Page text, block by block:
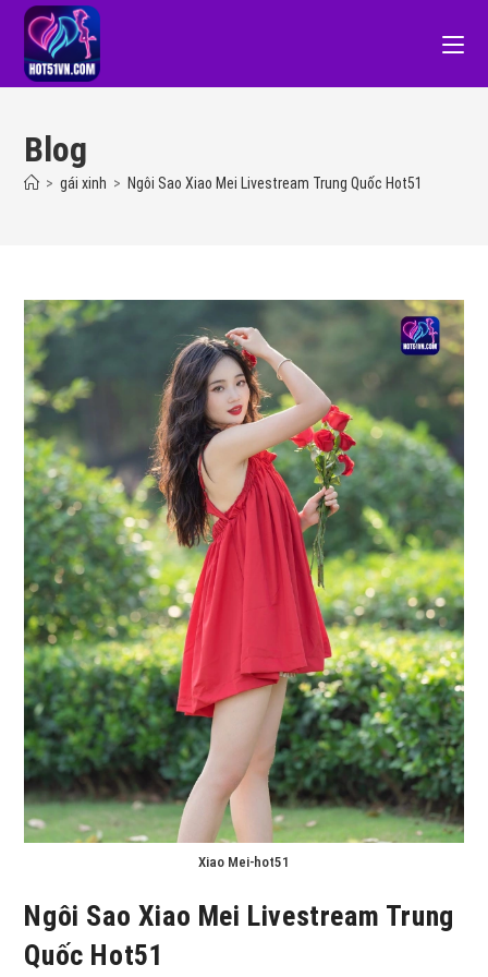
Blog
> gái xinh > Ngôi Sao Xiao Mei Livestream Trung Quốc Hot51
Xiao Mei-hot51
Ngôi Sao Xiao Mei Livestream Trung
Quốc Hot51